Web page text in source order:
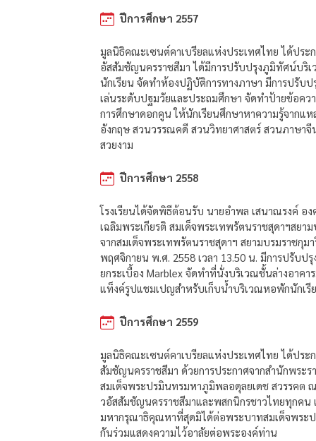
ปีการศึกษา 2557
มูลนิธิคณะเซนต์คาเบรียลแห่งประเทศไทย ได้ประ
อัสสัมชัญนครราชสีมา ได้มีการปรับปรุงภูมิทัศน์บริเ
นักเรียน จัดทำห้องปฏิบัติการทางภาษา มีการปรับ
เล่นระดับปฐมวัยและประถมศึกษา จัดทำป้ายข้อคว
การศึกษาดอกคูน ให้นักเรียนศึกษาหาความรู้จาก
อังกฤษ สวนวรรณคดี สวนวิทยาศาสตร์ สวนภาษา
สวยงาม
ปีการศึกษา 2558
โรงเรียนได้จัดพิธีต้อนรับ นายอำพล เสนาณรงค์
เฉลิมพระเกียรติ สมเด็จพระเทพรัตนราชสุดาฯสย
จากสมเด็จพระเทพรัตนราชสุดาฯ สยามบรมราชกุม
พฤศจิกายน พ.ศ. 2558 เวลา 13.50 น. มีการปรับ
ยกระเบื้อง Marblex จัดทำที่นั่งบริเวณชั้นล่างอาค
แท็งค์รูปแชมเปญสำหรับเก็บน้ำบริเวณหอพักนักเรี
ปีการศึกษา 2559
มูลนิธิคณะเซนต์คาเบรียลแห่งประเทศไทย ได้ประ
สัมชัญนครราชสีมา ด้วยการประกาศจากสำนักพระ
สมเด็จพระปรมินทรมหาภูมิพลอดุลยเดช สวรรคต
วอัสสัมชัญนครราชสีมาและพสกนิกรชาวไทยทุกคน
มหากรุณาธิคุณหาที่สุดมิได้ต่อพระบาทสมเด็จพระ
กันร่วมแสดงความไว้อาลัยต่อพระองค์ท่าน